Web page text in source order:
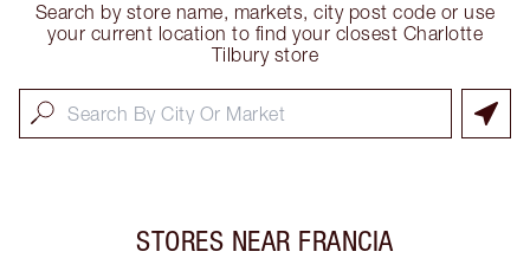
Search by store name, markets, city post code or use
your current location to find your closest Charlotte
Tilbury store
STORES NEAR FRANCIA